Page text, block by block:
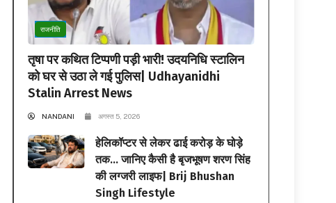
राजनीति
तृषा पर कथित टिप्पणी पड़ी भारी! उदयनिधि स्टालिन
को घर से उठा ले गई पुलिस| Udhayanidhi
Stalin Arrest News
NANDANI अगस्त 5, 2026
हेलिकॉप्टर से लेकर ढाई करोड़ के घोड़े
तक… जानिए कैसी है बृजभूषण शरण सिंह
की लग्जरी लाइफ| Brij Bhushan
Singh Lifestyle